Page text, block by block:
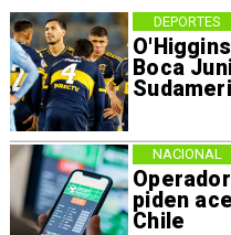
Boca
DEPORTES
piden
Chile
NACIONAL